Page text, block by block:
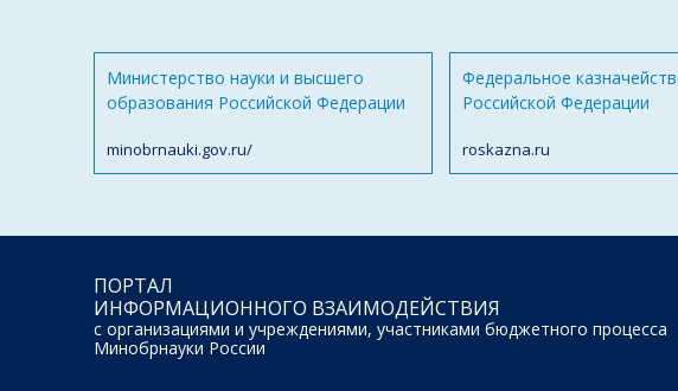
Министерство науки и высшего
образования Российской Федерации
minobrnauki.gov.ru/
Федеральное
Российской Федерации
roskazna.ru
ПОРТАЛ
ИНФОРМАЦИОННОГО ВЗАИМОДЕЙСТВИЯ
с организациями и учреждениями, участниками бюджетного процесса
Минобрнауки России